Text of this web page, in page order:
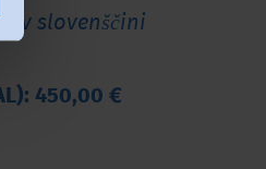
v slovenščini
450,00 €